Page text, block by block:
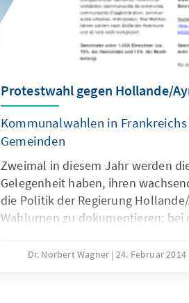
Protestwahl gegen Hollande/
Kommunalwahlen in Frankreichs
Gemeinden
Zweimal in diesem Jahr werden
Gelegenheit haben, ihren
die Politik der Regierung
Wahlurnen zu dokumentieren: bei
Ergebnis dieser beiden Wahlen
Dr. Norbert Wagner 24. Februar 2014